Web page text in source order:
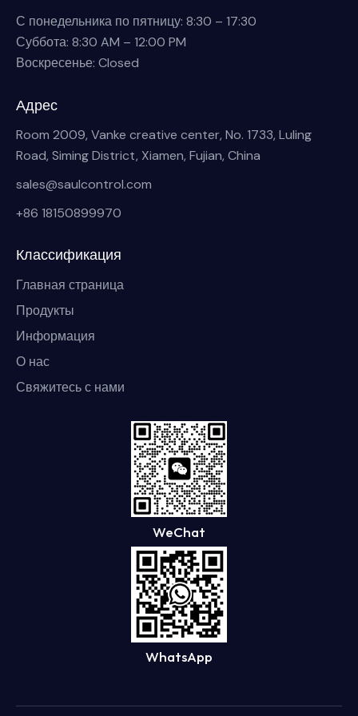
С понедельника по пятницу: 8:30 – 17:30
Суббота: 8:30 AM – 12:00 PM
Воскресенье: Closed
Адрес
Room 2009, Vanke creative center, No. 1733, Luling
Road, Siming District, Xiamen, Fujian, China
sales@saulcontrol.com
+86 18150899970
Классификация
Главная страница
Продукты
Информация
О нас
Свяжитесь с нами
WeChat
WhatsApp